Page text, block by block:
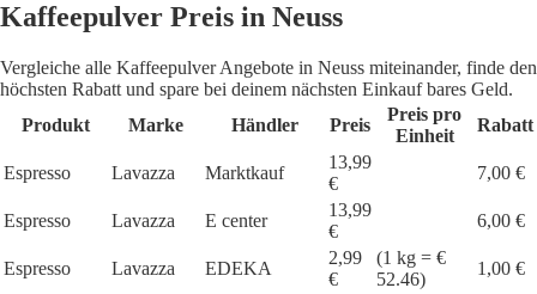
Kaffeepulver Preis in Neuss
Vergleiche alle Kaffeepulver Angebote in Neuss miteinander, finde den
höchsten Rabatt und spare bei deinem nächsten Einkauf bares Geld.
Produkt
Marke Händler Preis
Preis pro
Einheit
Rabatt
Espresso Lavazza Marktkauf
13,99
€
7,00 €
Espresso Lavazza E center
13,99
€
6,00 €
Espresso Lavazza EDEKA
2,99
€
(1 kg = €
52.46)
1,00 €